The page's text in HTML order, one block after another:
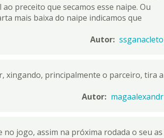
preceito que secamos esse naipe. Ou
mais baixa do naipe indicamos que
Autor: ssganacleto
xingando, principalmente o parceiro, tira a
Autor: magaalexandr
no jogo, assim na próxima rodada o seu as